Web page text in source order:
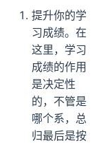
提升你的学
习成绩。在
这里，学习
成绩的作用
是决定性
的，不管是
哪个系，总
归最后是按